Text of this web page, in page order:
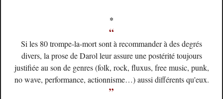
*
“
Si les 80 trompe-la-mort sont à recommander à des degrés
divers, la prose de Darol leur assure une postérité toujours
justifiée au son de genres (folk, rock, fluxus, free music, punk,
no wave, performance, actionnisme…) aussi différents qu'eux.
”